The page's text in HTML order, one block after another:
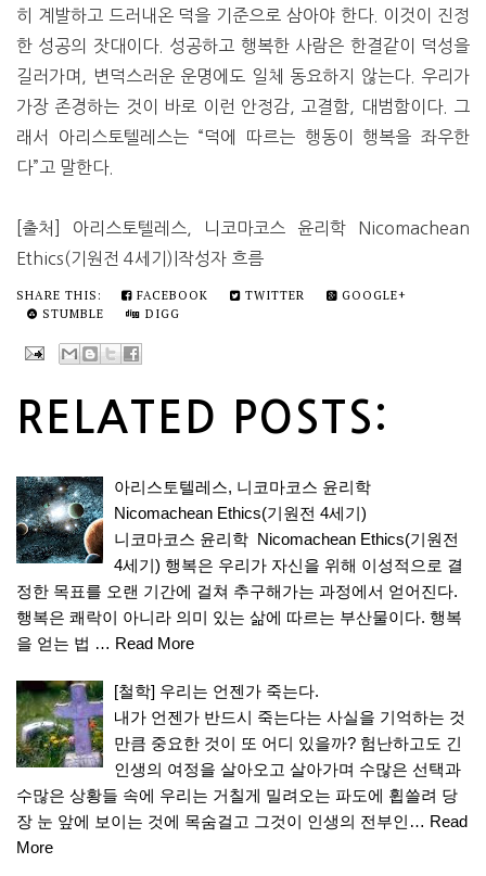
히 계발하고 드러내온 덕을 기준으로 삼아야 한다. 이것이 진정
한 성공의 잣대이다. 성공하고 행복한 사람은 한결같이 덕성을
길러가며, 변덕스러운 운명에도 일체 동요하지 않는다. 우리가
가장 존경하는 것이 바로 이런 안정감, 고결함, 대범함이다. 그
래서 아리스토텔레스는 “덕에 따르는 행동이 행복을 좌우한
다”고 말한다.
[출처] 아리스토텔레스, 니코마코스 윤리학 Nicomachean
Ethics(기원전 4세기)|작성자 흐름
SHARE THIS: FACEBOOK TWITTER
GOOGLE+
STUMBLE
DIGG
RELATED POSTS:
아리스토텔레스, 니코마코스 윤리학
Nicomachean Ethics(기원전 4세기)
니코마코스 윤리학 Nicomachean Ethics(기원전
4세기) 행복은 우리가 자신을 위해 이성적으로 결
정한 목표를 오랜 기간에 걸쳐 추구해가는 과정에서 얻어진다.
행복은 쾌락이 아니라 의미 있는 삶에 따르는 부산물이다. 행복
을 얻는 법 … Read More
[철학] 우리는 언젠가 죽는다.
내가 언젠가 반드시 죽는다는 사실을 기억하는 것
만큼 중요한 것이 또 어디 있을까? 험난하고도 긴
인생의 여정을 살아오고 살아가며 수많은 선택과
수많은 상황들 속에 우리는 거칠게 밀려오는 파도에 휩쓸려 당
장 눈 앞에 보이는 것에 목숨걸고 그것이 인생의 전부인… Read
More